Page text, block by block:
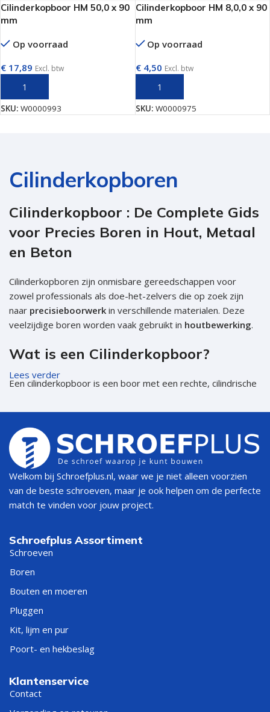
Cilinderkopboor HM 50,0 x 90
mm
Op voorraad
€ 17,89 Excl. btw
SKU: W0000993
Cilinderkopboor HM 8,0,0 x 90
mm
Op voorraad
€4,50 Excl. btw
SKU: W0000975
Cilinderkopboren
Cilinderkopboor : De Complete Gids
voor Precies Boren in Hout, Metaal
en Beton
Cilinderkopboren zijn onmisbare gereedschappen voor
zowel professionals als doe-het-zelvers die op zoek zijn
naar precisieboorwerk in verschillende materialen. Deze
veelzijdige boren worden vaak gebruikt in houtbewerking.
Wat is een Cilinderkopboor?
Een cilinderkopboor is een boor met een rechte, cilindrische
gaten in diverse materialen. Het ontwerp van de boorkop
zorgt voor maximale precisie en controle tijdens het
boorproces, wat deze boor ideaal maakt voor een scala aan
toepassingen, zoals meubelmontage , installaties en
reparaties .
Deze cilinderkopboor is gemaakt
perfect voor precisiewerk.
De cilinderkopboor is gemaakt van speciaal staal en voorzien
plaatsing van de boor. De twee hoofdsnijders en zijsnijders
zijn van hardmetaal , wat niet alleen de vergroot
duurzaamheid, maar zorgt ook voor een scherpere en
cilinderkopboor ideaal voor het maken van zuivere en
en kunststof beplakte platen . De boor wordt bovendien
geleverd in een kunststof koker , wat het veilig en handig
Lees verder
Welkom bij Schroefplus.nl, waar we je niet alleen voorzien
van de beste schroeven, maar je ook helpen om de perfecte
match te vinden voor jouw project.
Schroefplus Assortiment
Schroeven
Boren
Bouten en moeren
Pluggen
Kit, lijm en pur
Poort- en hekbeslag
Klantenservice
Contact